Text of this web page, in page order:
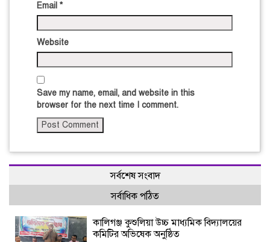
Email *
Website
Save my name, email, and website in this
browser for the next time I comment.
সর্বশেষ সংবাদ
সর্বাধিক পঠিত
কালিগঞ্জ কুশুলিয়া উচ্চ মাধ্যমিক বিদ্যালয়ের
কমিটির অভিষেক অনুষ্ঠিত